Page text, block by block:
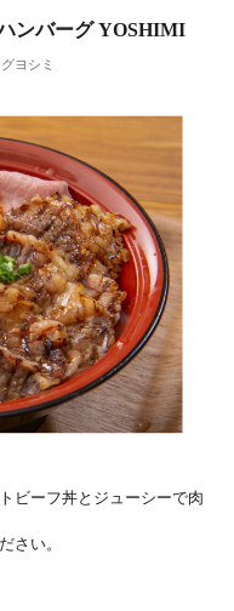
ンバーグ YOSHIMI
ヨシミ
ビーフ丼とジューシーで肉
さい。